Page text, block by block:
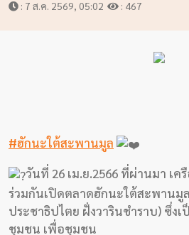
สัมภาษณ์
งาน
วิจัย
พอด
: 7 ส.ค. 2569, 05:02 : 467
#ฮักนะใต้สะพานมูล
วันที่ 26 เม.ย.2566 ที่ผ่านมา เ
ร่วมกันเปิดตลาดฮักนะใต้สะพานมู
ประชาธิปไตย ฝั่งวารินชำราบ) ซึ่ง
ชุมชน เพื่อชุมชน